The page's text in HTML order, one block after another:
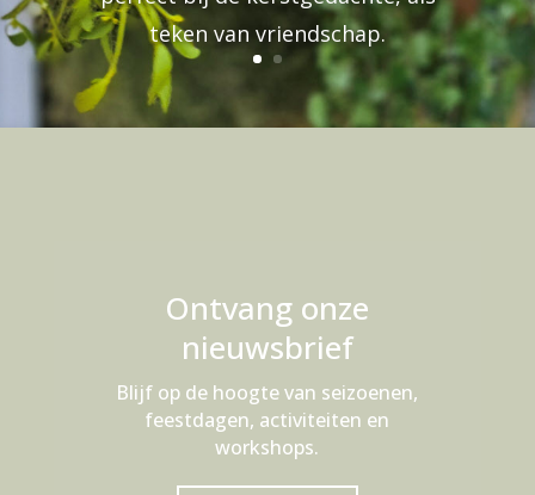
teken van vriendschap.
Ontvang onze
nieuwsbrief
Blijf op de hoogte van seizoenen,
feestdagen, activiteiten en
workshops.